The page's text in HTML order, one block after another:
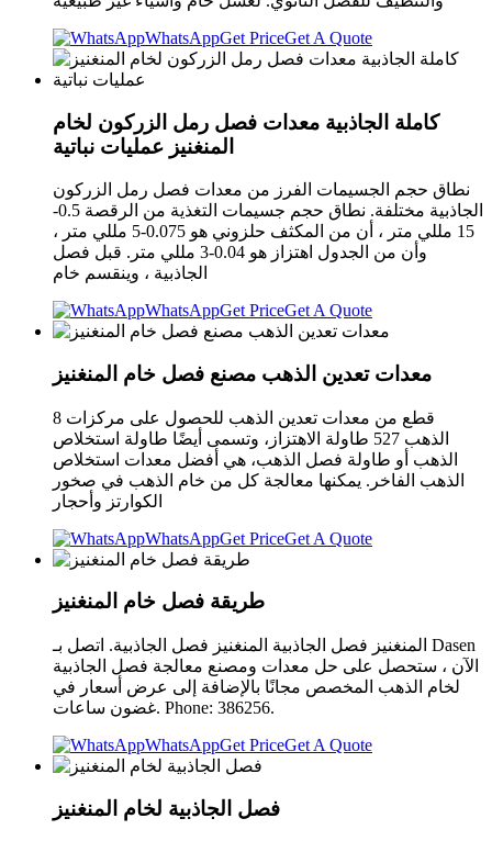
WhatsAppGet PriceGet A Quote
كاملة الجاذبية معدات فصل رمل الزركون لخام
المنغنيز عمليات نباتية
نطاق حجم الجسيمات الفرز من معدات فصل رمل الزركون
الجاذبية مختلفة. نطاق حجم جسيمات التغذية من الرقصة 0.5-
15 مللي متر ، أن من المكثف حلزوني هو 0.075-5 مللي متر ،
وأن من الجدول اهتزاز هو 0.04-3 مللي متر. قبل فصل
الجاذبية ، وينقسم خام
WhatsAppGet PriceGet A Quote
معدات تعدين الذهب مصنع فصل خام المنغنيز
8 قطع من معدات تعدين الذهب للحصول على مركزات
الذهب 527 طاولة الاهتزاز، وتسمى أيضًا طاولة استخلاص
الذهب أو طاولة فصل الذهب، هي أفضل معدات استخلاص
الذهب الفاخر. يمكنها معالجة كل من خام الذهب في صخور
الكوارتز وأحجار
WhatsAppGet PriceGet A Quote
طريقة فصل خام المنغنيز
المنغنيز فصل الجاذبية المنغنيز فصل الجاذبية. اتصل بـ Dasen
الآن ، ستحصل على حل معدات ومصنع معالجة فصل الجاذبية
لخام الذهب المخصص مجانًا بالإضافة إلى عرض أسعار في
غضون ساعات. Phone: 386256.
WhatsAppGet PriceGet A Quote
فصل الجاذبية لخام المنغنيز